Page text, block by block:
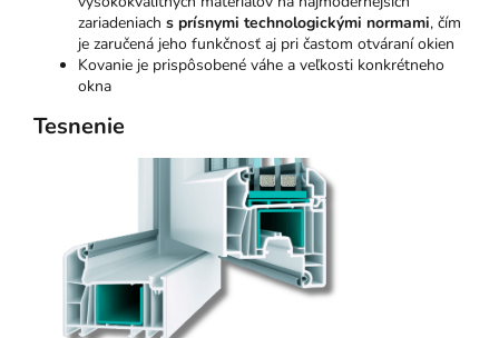
zariadeniach s prísnymi technologickými normami, čím
je zaručená jeho funkčnosť aj pri častom otváraní okien
Kovanie je prispôsobené váhe a veľkosti konkrétneho
okna
Tesnenie